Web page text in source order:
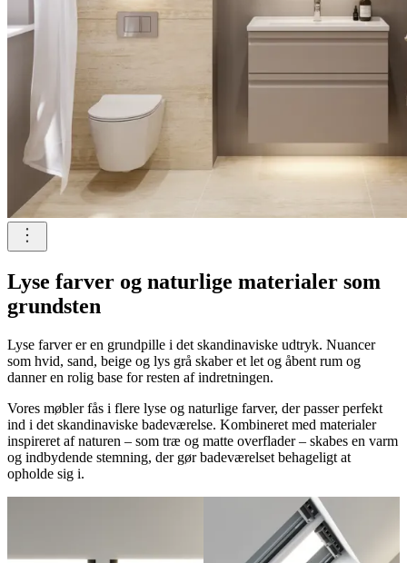
Lyse farver og naturlige materialer som
grundsten
Lyse farver er en grundpille i det skandinaviske udtryk. Nuancer
som hvid, sand, beige og lys grå skaber et let og åbent rum og
danner en rolig base for resten af indretningen.
Vores møbler fås i flere lyse og naturlige farver, der passer perfekt
ind i det skandinaviske badeværelse. Kombineret med materialer
inspireret af naturen – som træ og matte overflader – skabes en varm
og indbydende stemning, der gør badeværelset behageligt at
opholde sig i.